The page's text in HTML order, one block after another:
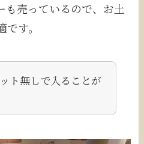
も売っているので、お土
す。
ト無しで入ることが